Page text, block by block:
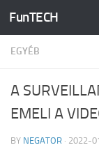
Skip to content
FunTECH
EGYÉB
A
EMELI A
BY NEGATOR · 2022-